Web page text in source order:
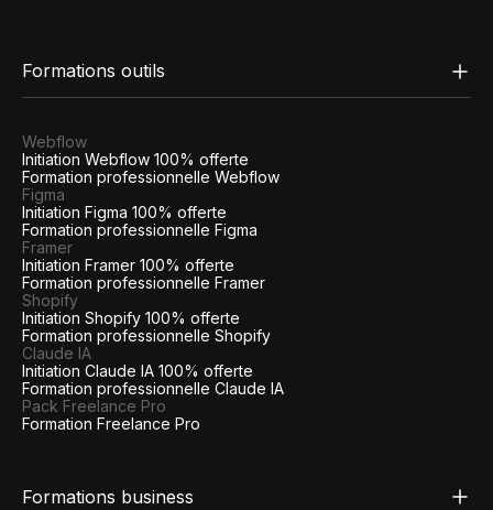
Formations outils
Webflow
Initiation Webflow 100% offerte
Formation professionnelle Webflow
Figma
Initiation Figma 100% offerte
Formation professionnelle Figma
Framer
Initiation Framer 100% offerte
Formation professionnelle Framer
Shopify
Initiation Shopify 100% offerte
Formation professionnelle Shopify
Claude IA
Initiation Claude IA 100% offerte
Formation professionnelle Claude IA
Pack Freelance Pro
Formation Freelance Pro
Formations business